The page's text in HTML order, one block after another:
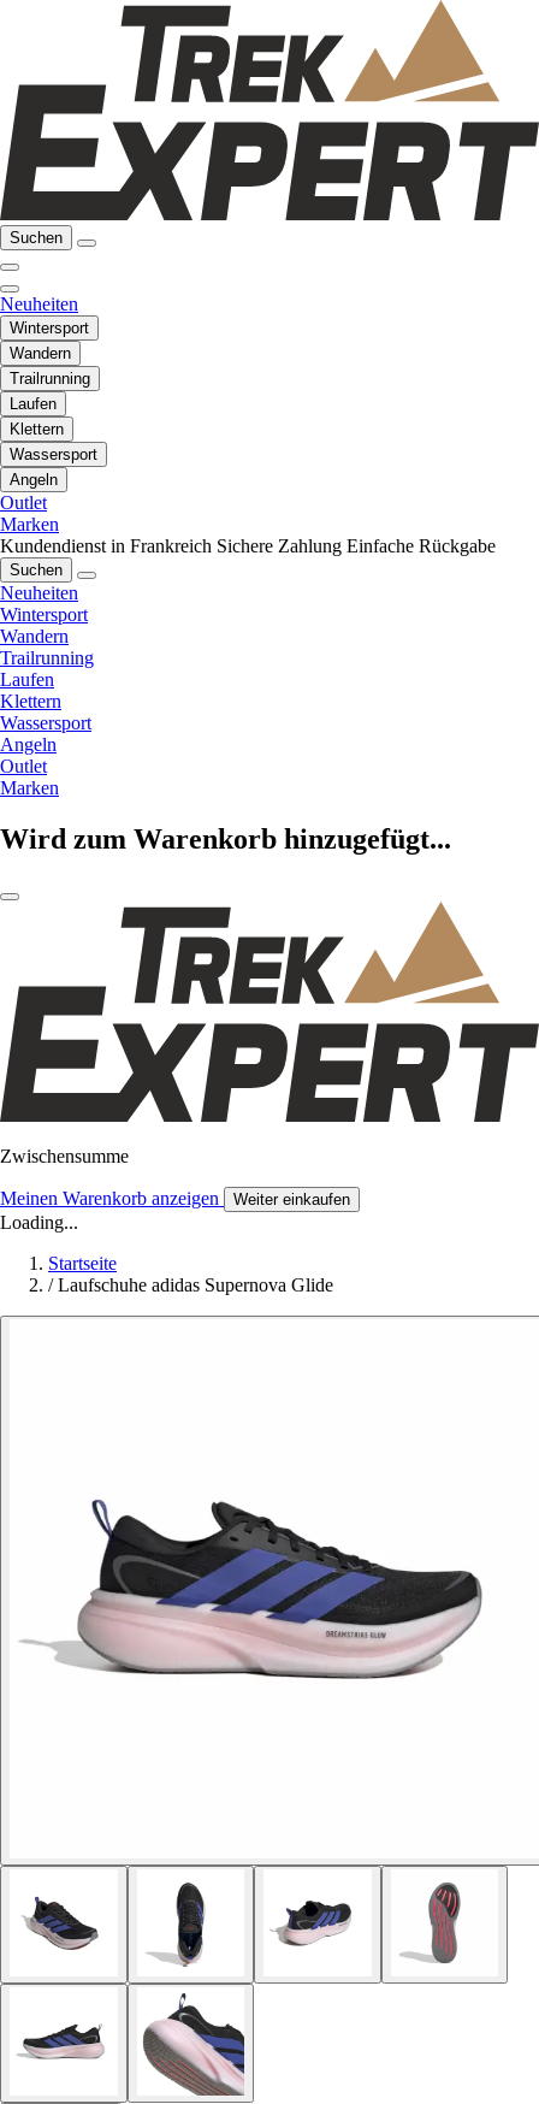
Suchen
Neuheiten
Wintersport
Wandern
Trailrunning
Laufen
Klettern
Wassersport
Angeln
Outlet
Marken
Kundendienst in Frankreich Sichere Zahlung Einfache Rückgabe
Suchen
Neuheiten
Wintersport
Wandern
Trailrunning
Laufen
Klettern
Wassersport
Angeln
Outlet
Marken
Wird zum Warenkorb hinzugefügt...
Zwischensumme
Meinen Warenkorb anzeigen Weiter einkaufen
Loading...
Startseite
/ Laufschuhe adidas Supernova Glide